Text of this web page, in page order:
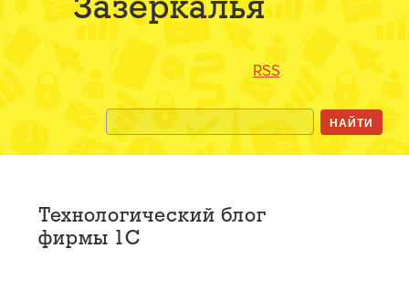
Зазеркалья
RSS
Технологический блог
фирмы 1С